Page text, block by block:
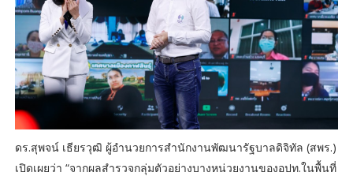
ดร.สุพจน์ เธียรวุฒิ ผู้อำนวยการสำนักงานพัฒนารัฐบาลดิจิทัล (สพร.)
เปิดเผยว่า “จากผลสำรวจกลุ่มตัวอย่างบางหน่วยงานของอปท.ในพื้นที่